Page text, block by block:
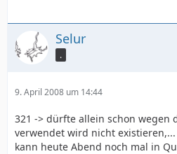
Selur
.
9. April 2008 um 14:44
321 -> dürfte allein schon wegen
verwendet wird nicht existieren,...
kann heute Abend noch mal in